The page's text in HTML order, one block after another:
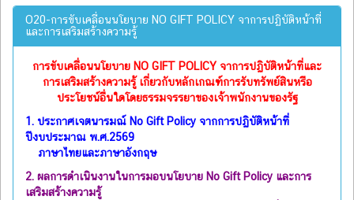
O20-การขับเคลื่อนนโยบาย NO GIFT POLICY จาการปฏิบัติหน้าที่
และการเสริมสร้างความรู้
การขับเคลื่อนนโยบาย NO GIFT POLICY จาการปฏิบัติหน้าที่และ
การเสริมสร้างความรู้ เกี่ยวกับหลักเกณฑ์การรับทรัพย์สินหรือ
ประโยชน์อื่นใดโดยธรรมจรรยาของเจ้าพนักงานของรัฐ
1. ประกาศเจตนารมณ์ No Gift Policy จากการปฏิบัติหน้าที่
ปีงบประมาณ พ.ศ.2569
ภาษาไทยและภาษาอังกฤษ
2. ผลการดำเนินงานในการมอบนโยบาย No Gift Policy และการ
เสริมสร้างความรู้